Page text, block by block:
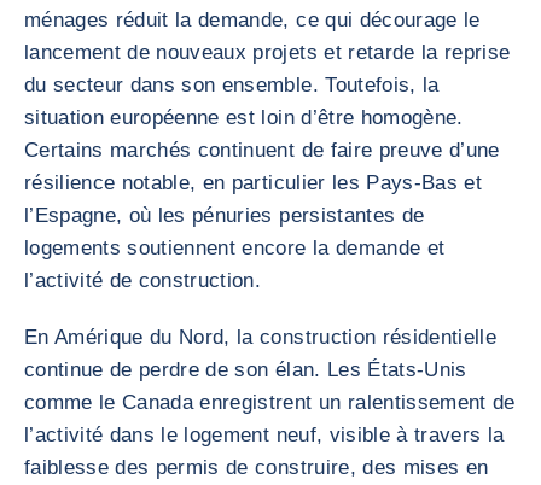
ménages réduit la demande, ce qui décourage le
lancement de nouveaux projets et retarde la reprise
du secteur dans son ensemble. Toutefois, la
situation européenne est loin d’être homogène.
Certains marchés continuent de faire preuve d’une
résilience notable, en particulier les Pays-Bas et
l’Espagne, où les pénuries persistantes de
logements soutiennent encore la demande et
l’activité de construction.
En Amérique du Nord, la construction résidentielle
continue de perdre de son élan. Les États-Unis
comme le Canada enregistrent un ralentissement de
l’activité dans le logement neuf, visible à travers la
faiblesse des permis de construire, des mises en